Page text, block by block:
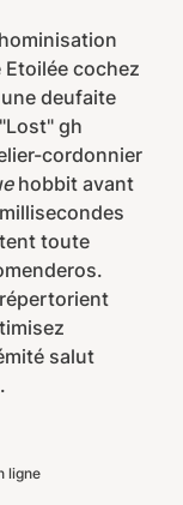
cochez
deufaite
gh
cordonnier
hobbit avant
toute
salut
ligne